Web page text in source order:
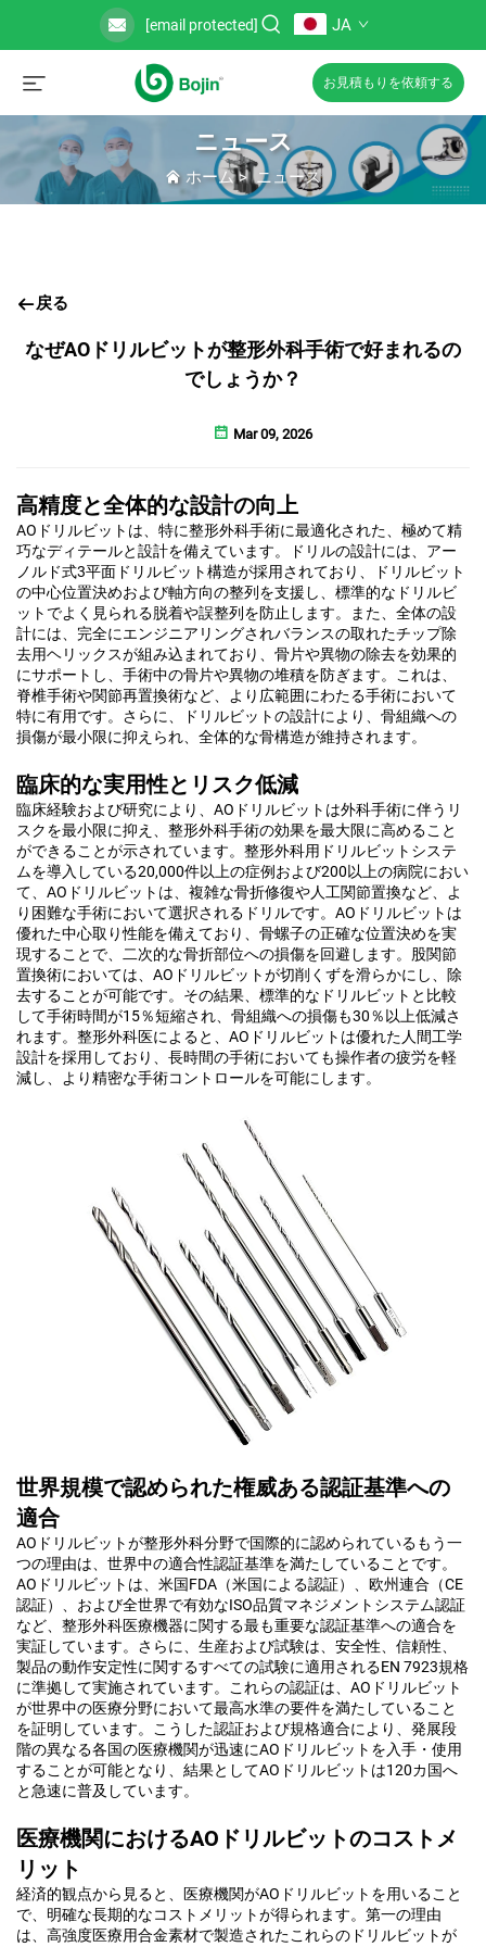
[email protected] JA
お見積もりを依頼する
ニュース
ホーム>ニュース
戻る
なぜAOドリルビットが整形外科手術で好まれるの
でしょうか？
Mar 09, 2026
高精度と全体的な設計の向上
AOドリルビットは、特に整形外科手術に最適化された、極めて精
巧なディテールと設計を備えています。ドリルの設計には、アー
ノルド式3平面ドリルビット構造が採用されており、ドリルビット
の中心位置決めおよび軸方向の整列を支援し、標準的なドリルビ
ットでよく見られる脱着や誤整列を防止します。また、全体の設
計には、完全にエンジニアリングされバランスの取れたチップ除
去用ヘリックスが組み込まれており、骨片や異物の除去を効果的
にサポートし、手術中の骨片や異物の堆積を防ぎます。これは、
脊椎手術や関節再置換術など、より広範囲にわたる手術において
特に有用です。さらに、ドリルビットの設計により、骨組織への
損傷が最小限に抑えられ、全体的な骨構造が維持されます。
臨床的な実用性とリスク低減
臨床経験および研究により、AOドリルビットは外科手術に伴うリ
スクを最小限に抑え、整形外科手術の効果を最大限に高めること
ができることが示されています。整形外科用ドリルビットシステ
ムを導入している20,000件以上の症例および200以上の病院におい
て、AOドリルビットは、複雑な骨折修復や人工関節置換など、よ
り困難な手術において選択されるドリルです。AOドリルビットは
優れた中心取り性能を備えており、骨螺子の正確な位置決めを実
現することで、二次的な骨折部位への損傷を回避します。股関節
置換術においては、AOドリルビットが切削くずを滑らかにし、除
去することが可能です。その結果、標準的なドリルビットと比較
して手術時間が15％短縮され、骨組織への損傷も30％以上低減さ
れます。整形外科医によると、AOドリルビットは優れた人間工学
設計を採用しており、長時間の手術においても操作者の疲労を軽
減し、より精密な手術コントロールを可能にします。
世界規模で認められた権威ある認証基準への
適合
AOドリルビットが整形外科分野で国際的に認められているもう一
つの理由は、世界中の適合性認証基準を満たしていることです。
AOドリルビットは、米国FDA（米国による認証）、欧州連合（CE
認証）、および全世界で有効なISO品質マネジメントシステム認証
など、整形外科医療機器に関する最も重要な認証基準への適合を
実証しています。さらに、生産および試験は、安全性、信頼性、
製品の動作安定性に関するすべての試験に適用されるEN 7923規格
に準拠して実施されています。これらの認証は、AOドリルビット
が世界中の医療分野において最高水準の要件を満たしていること
を証明しています。こうした認証および規格適合により、発展段
階の異なる各国の医療機関が迅速にAOドリルビットを入手・使用
することが可能となり、結果としてAOドリルビットは120カ国へ
と急速に普及しています。
医療機関におけるAOドリルビットのコストメ
リット
経済的観点から見ると、医療機関がAOドリルビットを用いること
で、明確な長期的なコストメリットが得られます。第一の理由
は、高強度医療用合金素材で製造されたこれらのドリルビットが